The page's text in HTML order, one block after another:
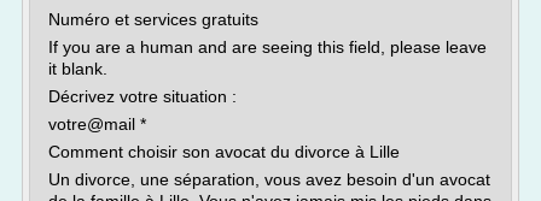
Numéro et services gratuits
If you are a human and are seeing this field, please leave
it blank.
Décrivez votre situation :
votre@mail *
Comment choisir son avocat du divorce à Lille
Un divorce, une séparation, vous avez besoin d'un avocat